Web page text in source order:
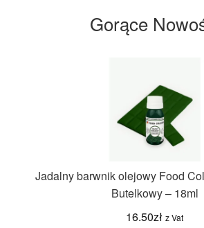
Gorące
Jadalny barwnik olejowy Food
Butelkowy – 18ml
16.50zł z Vat